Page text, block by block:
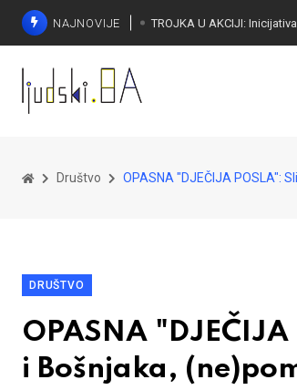
NAJNOVIJE
Društvo OPASNA "DJEČIJA POSLA":
DRUŠTVO
OPASNA
i Bošnjaka,